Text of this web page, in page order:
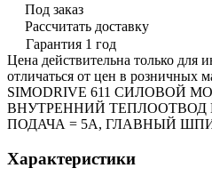
Под заказ
Рассчитать доставку
Гарантия 1 год
Цена действительна только для
отличаться от цен в розничных
SIMODRIVE 611 СИЛОВОЙ
ВНУТРЕННИЙ
ПОДАЧА = 5A, ГЛАВНЫЙ
Характеристики